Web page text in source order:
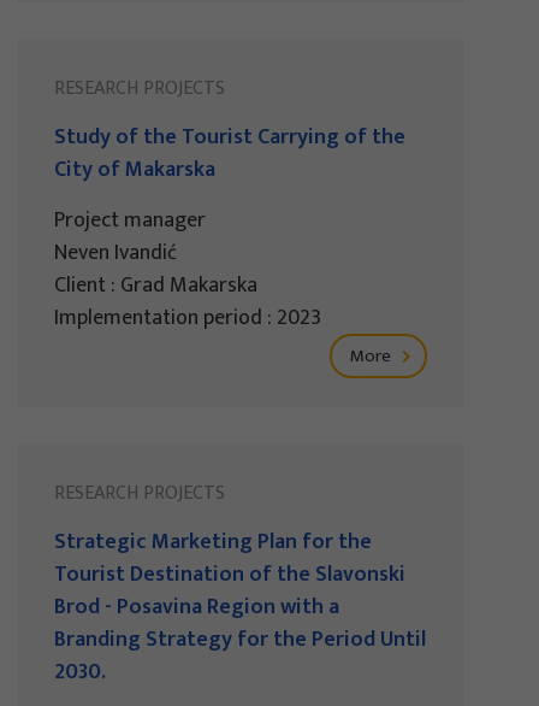
RESEARCH PROJECTS
Study of the Tourist Carrying of the
City of Makarska
Project manager
Neven Ivandić
Client : Grad Makarska
Implementation period : 2023
More
RESEARCH PROJECTS
Strategic Marketing Plan for the
Tourist Destination of the Slavonski
Brod - Posavina Region with a
Branding Strategy for the Period Until
2030.